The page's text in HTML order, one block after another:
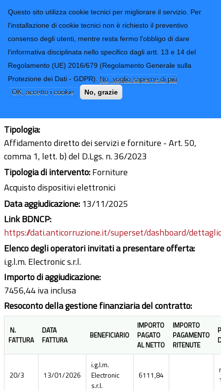
Questo sito utilizza cookie tecnici per migliorare il servizio. Per
l'installazione di cookie tecnici non è richiesto il preventivo
consenso degli utenti, mentre resta fermo l'obbligo di dare
l'informativa disciplinata nello specifico dagli artt. 13 e 14 del
Regolamento (UE) 2016/679 (Regolamento Generale sulla
Protezione dei Dati - GDPR). No, voglio saperne di più
OK, accetto i cookie
No, grazie
Provincia di
Imperia
CONTATTI-URP
TRASPARENZA
Form di ricerca
Acquisto dispositivi elettronici
Ultimo aggiornamento: 11/03/2026 - 08:56
Tipologia:
Affidamento diretto dei servizi e forniture - Art. 50,
comma 1, lett. b) del D.Lgs. n. 36/2023
Tipologia di intervento:Forniture
Acquisto dispositivi elettronici
Data aggiudicazione: 13/11/2025
Link BDNCP:
https://dati.anticorruzione.it/superset/dashboard/
Elenco degli operatori invitati a presentare offerta:
i.g.l.m. Electronic s.r.l.
Importo di aggiudicazione:
7456,44 iva inclusa
Resoconto della gestione finanziaria del contratto:
N.
FATTURA
DATA
FATTURA
BENEFICIARIO
IMPORTO
PAGATO
AL NETTO
IMPORTO
PAGAMENTO
RITENUTE
20/3 13/01/2026
i.g.l.m.
Electronic
s.r.l.
6111,84